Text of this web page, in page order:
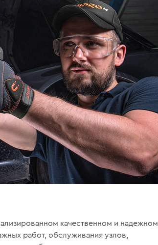
качественном и надежном
работ, обслуживания узлов,